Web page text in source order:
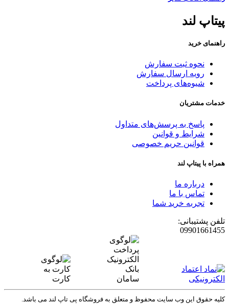
پیتاپ لند
راهنمای خرید
نحوه ثبت سفارش
رویه ارسال سفارش
شیوه‌های پرداخت
خدمات مشتریان
پاسخ به پرسش‌های متداول
شرایط و قوانین
قوانین حریم خصوصی
همراه با پیتاپ لند
درباره ما
تماس با ما
تجربه خرید شما
تلفن پشتیبانی:
09901661455
کلیه حقوق این وب سایت محفوظ و متعلق به فروشگاه پی تاپ لند می باشد.